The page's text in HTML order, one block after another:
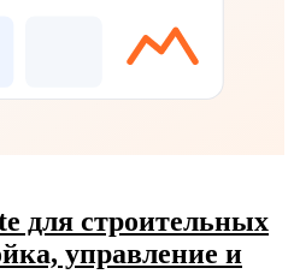
для строительных
управление и